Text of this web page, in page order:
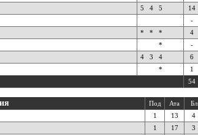
5 4 5 14
-
* * * 4
* -
4 3 4 6
* 1
54
Под Ата Бл
1 13 4
1 17 3